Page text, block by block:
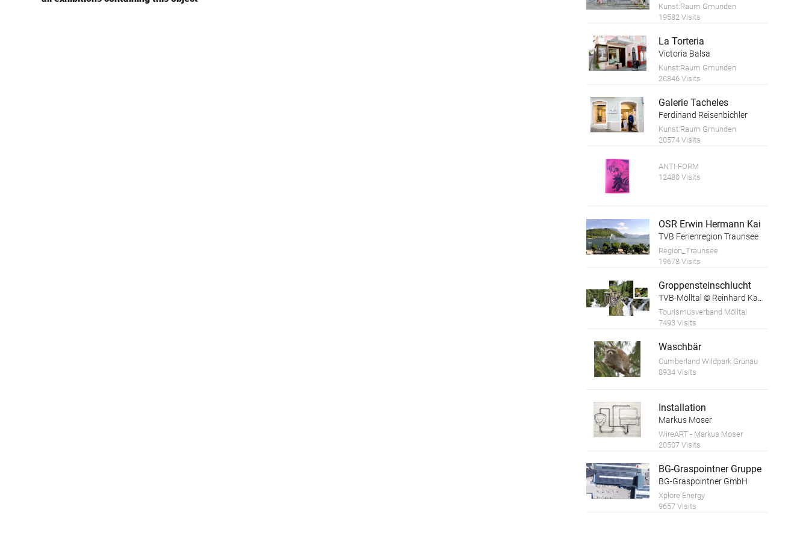
Kunst:Raum Gmunden
19582 Visits
La Torteria
Victoria Balsa
Kunst:Raum Gmunden
20846 Visits
Galerie Tacheles
Ferdinand Reisenbichler
Kunst:Raum Gmunden
20574 Visits
ANTI-FORM
12480 Visits
OSR Erwin Hermann Kai
TVB Ferienregion Traunsee
Region_Traunsee
19678 Visits
Groppensteinschlucht
TVB-Mölltal © Reinhard Kager
Tourismusverband Mölltal
7493 Visits
Waschbär
Cumberland Wildpark Grünau
8934 Visits
Installation
Markus Moser
WireART - Markus Moser
20507 Visits
BG-Graspointner Gruppe
BG-Graspointner GmbH
Xplore Energy
9657 Visits